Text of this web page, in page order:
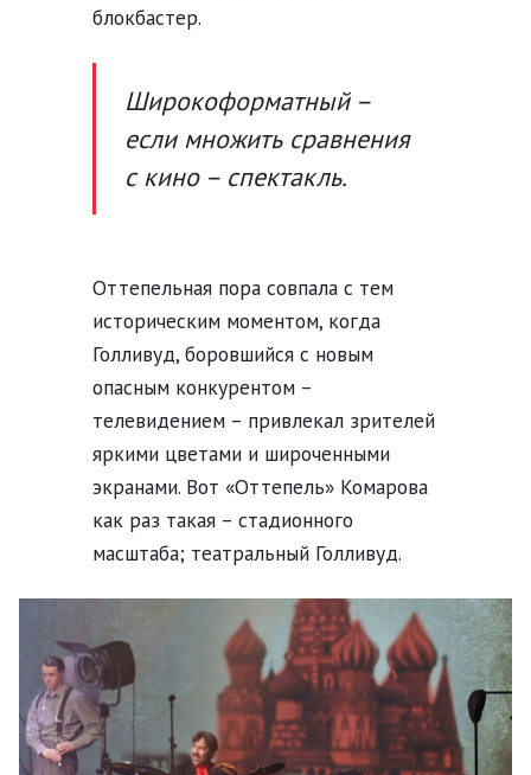
блокбастер.
Широкоформатный –
если множить сравнения
с кино – спектакль.
Оттепельная пора совпала с тем
историческим моментом, когда
Голливуд, боровшийся с новым
опасным конкурентом –
телевидением – привлекал зрителей
яркими цветами и широченными
экранами. Вот «Оттепель» Комарова
как раз такая – стадионного
масштаба; театральный Голливуд.